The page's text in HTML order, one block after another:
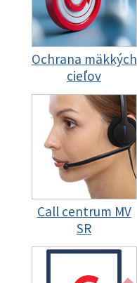
Ochrana mäkkých
cieľov
Call centrum MV
SR